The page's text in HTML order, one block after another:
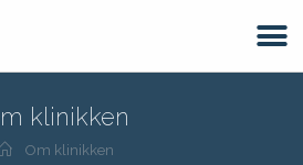
klinikken
Om klinikken